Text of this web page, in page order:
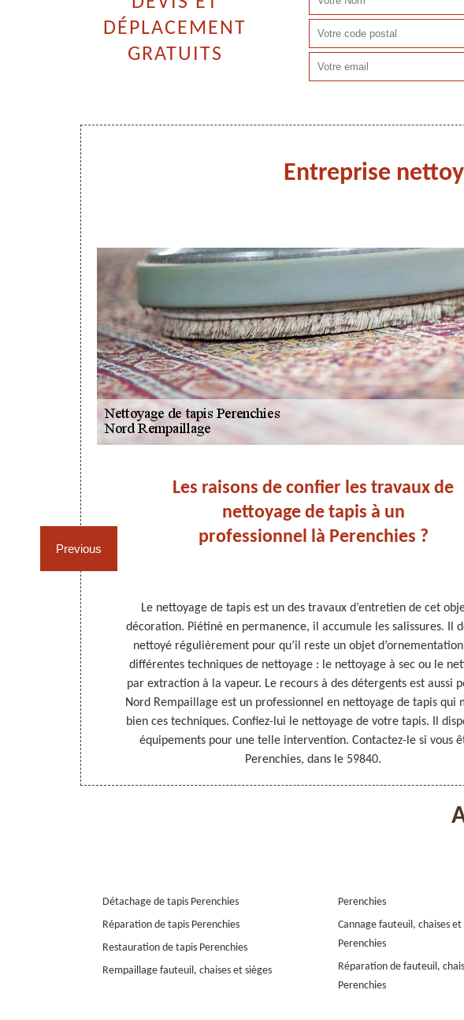
DÉPLACEMENT
GRATUITS
Entreprise
Previous
Les raisons de confier les travaux de
nettoyage de tapis à un
professionnel là Perenchies ?
Le nettoyage de tapis est un des travaux d’entretien de cet
décoration. Piétiné en permanence, il accumule les salissures. Il
nettoyé régulièrement pour qu’il reste un objet
différentes techniques de nettoyage : le nettoyage à sec ou le
par extraction à la vapeur. Le recours à des détergents est aussi
Nord Rempaillage est un professionnel en nettoyage de tapis qui
bien ces techniques. Confiez-lui le nettoyage de votre tapis. Il
équipements pour une telle intervention. Contactez-le si vous
Perenchies, dans le 59840.
Détachage de tapis Perenchies
Réparation de tapis Perenchies
Restauration de tapis Perenchies
Rempaillage fauteuil, chaises et sièges
Perenchies
Cannage fauteuil, chaises et
Perenchies
Réparation de fauteuil,
Perenchies